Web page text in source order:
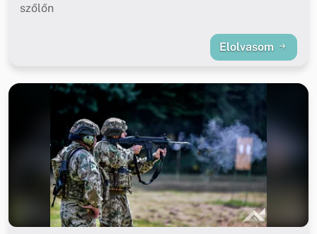
szőlőn
Elolvasom